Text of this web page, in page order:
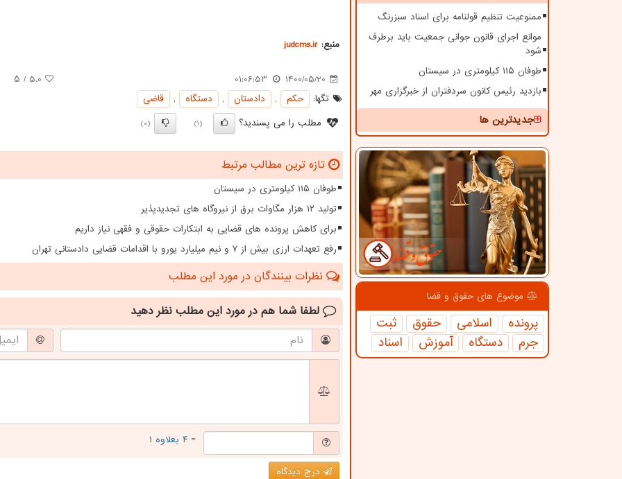
ممنوعیت تنظیم قولنامه برای اسناد سبزرنگ
موانع اجرای قانون جوانی جمعیت باید برطرف
شود
طوفان ۱۱۵ کیلومتری در سیستان
بازدید رئیس کانون سردفتران از خبرگزاری مهر
جدیدترین ها
موضوع های حقوق و قضا
پرونده اسلامی حقوق
ثبت
جرم
دستگاه آموزش اسناد
منبع: judcms.ir
1400/05/20
01:06:53
5.0 / ۵
تگها:
حكم , دادستان , دستگاه ,
قاضی
مطلب را می پسندید؟
(1)
(0)
تازه ترین مطالب مرتبط
طوفان ۱۱۵ کیلومتری در سیستان
تولید ۱۲ هزار مگاوات برق از نیروگاه های تجدیدپذیر
برای کاهش پرونده های قضایی به ابتکارات حقوقی و فقهی نیاز داریم
رفع تعهدات ارزی بیش از ۷ و نیم میلیارد یورو با اقدامات قضایی دادستانی تهران
نظرات بینندگان در مورد این مطلب
لطفا شما هم در مورد این مطلب نظر دهید
= ۴ بعلاوه ۱
درج دیدگاه